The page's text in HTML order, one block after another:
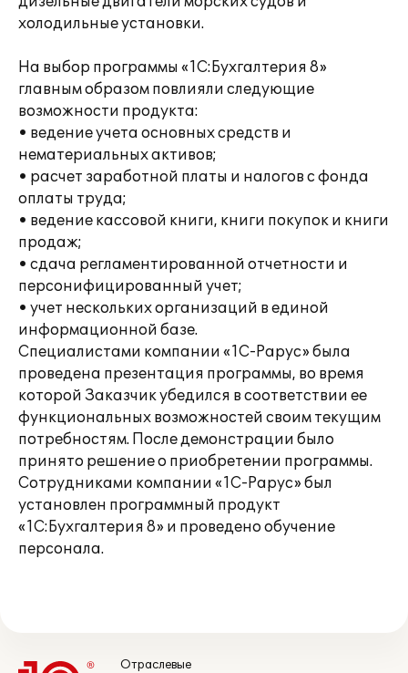
холодильные установки.
На выбор программы «1С:Бухгалтерия 8»
главным образом повлияли следующие
возможности продукта:
• ведение учета основных средств и
нематериальных активов;
• расчет заработной платы и налогов с фонда
оплаты труда;
• ведение кассовой книги, книги покупок и книги
продаж;
• сдача регламентированной отчетности и
персонифицированный учет;
• учет нескольких организаций в единой
информационной базе.
Специалистами компании «1С-Рарус» была
проведена презентация программы, во время
которой Заказчик убедился в соответствии ее
функциональных возможностей своим текущим
потребностям. После демонстрации было
принято решение о приобретении программы.
Сотрудниками компании «1С-Рарус» был
установлен программный продукт
«1С:Бухгалтерия 8» и проведено обучение
персонала.
Отраслевые